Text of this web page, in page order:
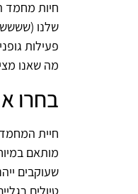
חיות מחמד
שלנו
פעילות
מה שאנו
בחרו
חיית
מותאם
שעוקבים
טיולים